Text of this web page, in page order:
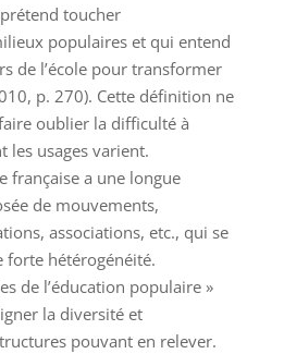
toucher
populaires et qui entend
de l’école pour transformer
p. 270). Cette définition ne
oublier la difficulté à
les usages varient.
française a une longue
de mouvements,
associations, etc., qui se
forte hétérogénéité.
de l’éducation populaire »
la diversité et
pouvant en relever.